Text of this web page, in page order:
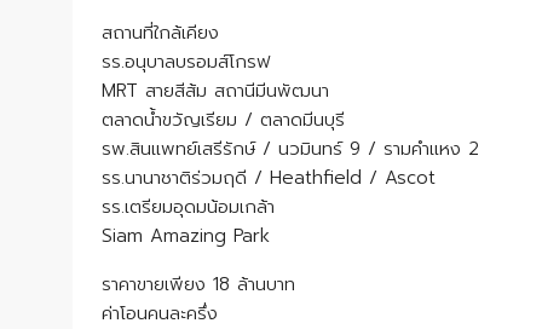
สถานที่ใกล้เคียง
รร.อนุบาลบรอมส์โกรฟ
MRT สายสีส้ม สถานีมีนพัฒนา
ตลาดน้ำขวัญเรียม / ตลาดมีนบุรี
รพ.สินแพทย์เสรีรักษ์ / นวมินทร์ 9 / รามคำแหง 2
รร.นานาชาติร่วมฤดี / Heathfield / Ascot
รร.เตรียมอุดมน้อมเกล้า
Siam Amazing Park
ราคาขายเพียง 18 ล้านบาท
ค่าโอนคนละครึ่ง